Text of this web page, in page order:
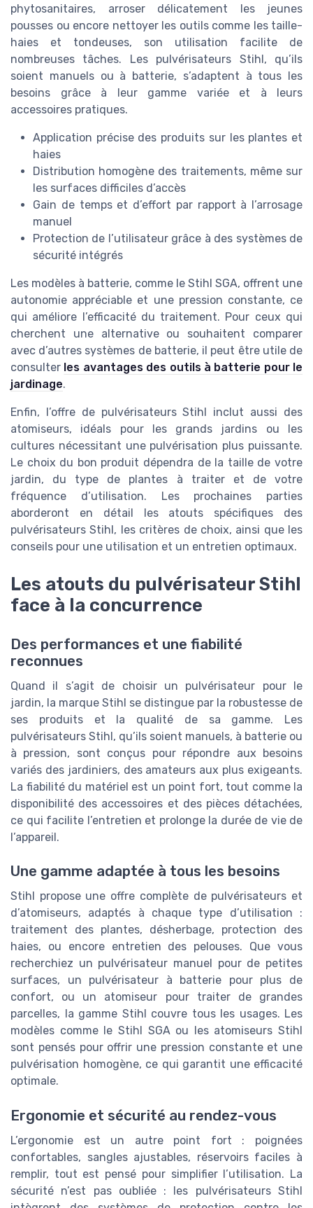
phytosanitaires, arroser délicatement les jeunes
pousses ou encore nettoyer les outils comme les taille-
haies et tondeuses, son utilisation facilite de
nombreuses tâches. Les pulvérisateurs Stihl, qu’ils
soient manuels ou à batterie, s’adaptent à tous les
besoins grâce à leur gamme variée et à leurs
accessoires pratiques.
Application précise des produits sur les plantes et
haies
Distribution homogène des traitements, même sur
les surfaces difficiles d’accès
Gain de temps et d’effort par rapport à l’arrosage
manuel
Protection de l’utilisateur grâce à des systèmes de
sécurité intégrés
Les modèles à batterie, comme le Stihl SGA, offrent une
autonomie appréciable et une pression constante, ce
qui améliore l’efficacité du traitement. Pour ceux qui
cherchent une alternative ou souhaitent comparer
avec d’autres systèmes de batterie, il peut être utile de
consulter les avantages des outils à batterie pour le
jardinage.
Enfin, l’offre de pulvérisateurs Stihl inclut aussi des
atomiseurs, idéals pour les grands jardins ou les
cultures nécessitant une pulvérisation plus puissante.
Le choix du bon produit dépendra de la taille de votre
jardin, du type de plantes à traiter et de votre
fréquence d’utilisation. Les prochaines parties
aborderont en détail les atouts spécifiques des
pulvérisateurs Stihl, les critères de choix, ainsi que les
conseils pour une utilisation et un entretien optimaux.
Les atouts du pulvérisateur Stihl
face à la concurrence
Des performances et une fiabilité
reconnues
Quand il s’agit de choisir un pulvérisateur pour le
jardin, la marque Stihl se distingue par la robustesse de
ses produits et la qualité de sa gamme. Les
pulvérisateurs Stihl, qu’ils soient manuels, à batterie ou
à pression, sont conçus pour répondre aux besoins
variés des jardiniers, des amateurs aux plus exigeants.
La fiabilité du matériel est un point fort, tout comme la
disponibilité des accessoires et des pièces détachées,
ce qui facilite l’entretien et prolonge la durée de vie de
l’appareil.
Une gamme adaptée à tous les besoins
Stihl propose une offre complète de pulvérisateurs et
d’atomiseurs, adaptés à chaque type d’utilisation :
traitement des plantes, désherbage, protection des
haies, ou encore entretien des pelouses. Que vous
recherchiez un pulvérisateur manuel pour de petites
surfaces, un pulvérisateur à batterie pour plus de
confort, ou un atomiseur pour traiter de grandes
parcelles, la gamme Stihl couvre tous les usages. Les
modèles comme le Stihl SGA ou les atomiseurs Stihl
sont pensés pour offrir une pression constante et une
pulvérisation homogène, ce qui garantit une efficacité
optimale.
Ergonomie et sécurité au rendez-vous
L’ergonomie est un autre point fort : poignées
confortables, sangles ajustables, réservoirs faciles à
remplir, tout est pensé pour simplifier l’utilisation. La
sécurité n’est pas oubliée : les pulvérisateurs Stihl